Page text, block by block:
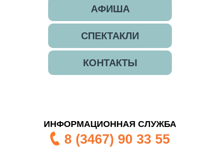
АФИША
СПЕКТАКЛИ
КОНТАКТЫ
ИНФОРМАЦИОННАЯ СЛУЖБА
8 (3467) 90 33 55